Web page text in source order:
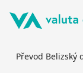
Převod Belizský